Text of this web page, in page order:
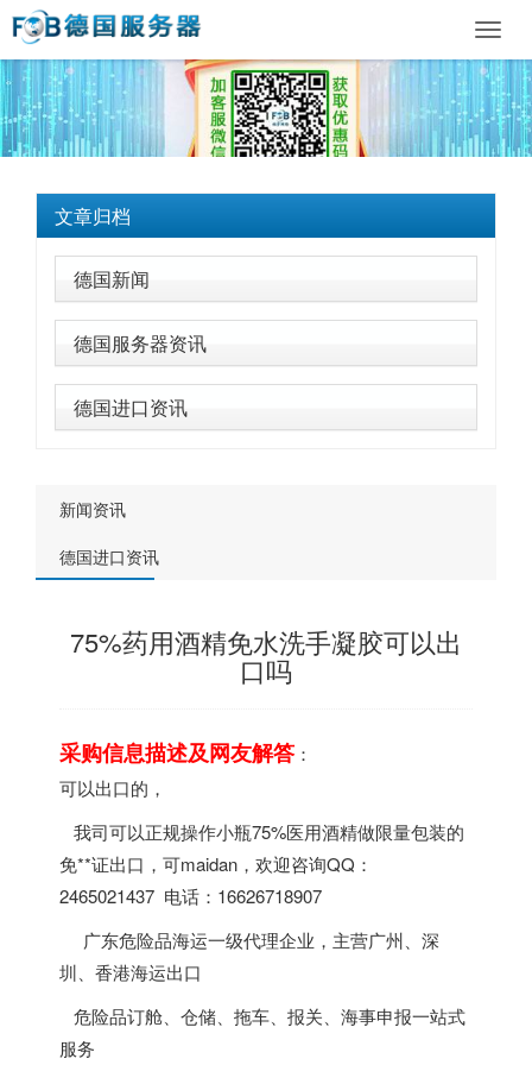
文章归档
德国新闻
德国服务器资讯
德国进口资讯
新闻资讯
德国进口资讯
75%药用酒精免水洗手凝胶可以出
口吗
采购信息描述及网友解答：
可以出口的，
我司可以正规操作小瓶75%医用酒精做限量包装的
免**证出口，可maidan，欢迎咨询QQ：
2465021437 电话：16626718907
广东危险品海运一级代理企业，主营广州、深
圳、香港海运出口
危险品订舱、仓储、拖车、报关、海事申报一站式
服务